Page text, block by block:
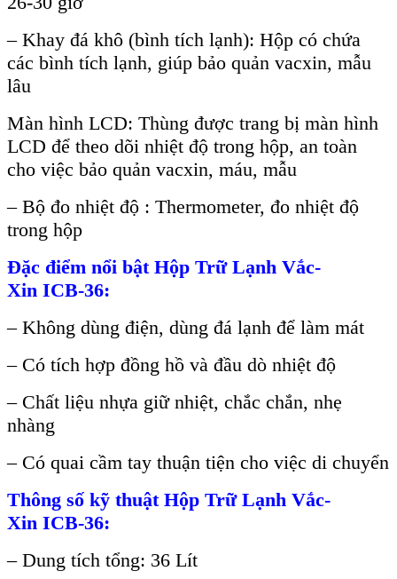
– Khay đá khô (bình tích lạnh): Hộp có chứa
các bình tích lạnh, giúp bảo quản vacxin, mẫu
lâu
Màn hình LCD: Thùng được trang bị màn hình
LCD để theo dõi nhiệt độ trong hộp, an toàn
cho việc bảo quản vacxin, máu, mẫu
– Bộ đo nhiệt độ : Thermometer, đo nhiệt độ
trong hộp
Đặc điểm nổi bật Hộp Trữ Lạnh Vắc-
Xin ICB-36:
– Không dùng điện, dùng đá lạnh để làm mát
– Có tích hợp đồng hồ và đầu dò nhiệt độ
– Chất liệu nhựa giữ nhiệt, chắc chắn, nhẹ
nhàng
– Có quai cầm tay thuận tiện cho việc di chuyển
Thông số kỹ thuậtHộp Trữ Lạnh Vắc-
Xin ICB-36:
– Dung tích tổng: 36 Lít